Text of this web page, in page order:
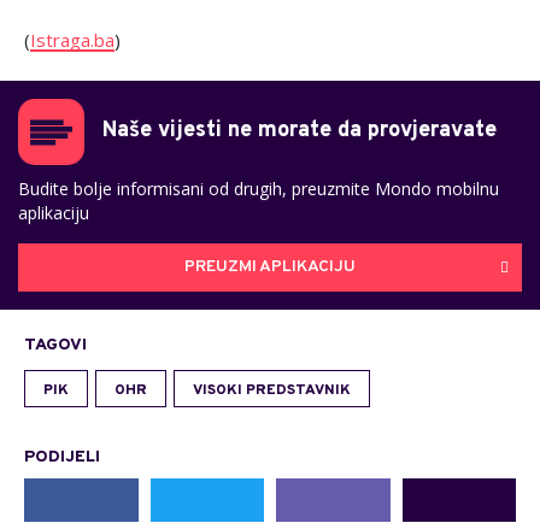
(Istraga.ba)
Naše vijesti ne morate da provjeravate
Budite bolje informisani od drugih, preuzmite Mondo mobilnu
aplikaciju
PREUZMI APLIKACIJU
TAGOVI
PIK OHR VISOKI PREDSTAVNIK
PODIJELI